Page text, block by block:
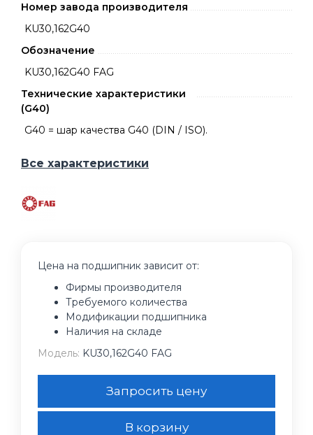
Номер завода производителя
KU30,162G40
Обозначение
KU30,162G40 FAG
Технические характеристики
(G40)
G40 = шар качества G40 (DIN / ISO).
Все характеристики
Цена на подшипник зависит от:
Фирмы производителя
Требуемого количества
Модификации подшипника
Наличия на складе
Модель: KU30,162G40 FAG
Запросить цену
В корзину